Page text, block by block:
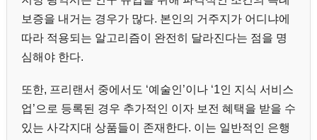
보증을 내거는 경우가 많다. 본인의 거주지가 어디냐에
따라 적용되는 알고리즘이 완전히 달라진다는 점을 명
심해야 한다.
또한, 프리랜서 중에서도 ‘예술인’이나 ‘1인 지식 서비스
업’으로 등록된 경우 추가적인 이자 보전 혜택을 받을 수
있는 사각지대 상품들이 존재한다. 이는 일반적인 은행